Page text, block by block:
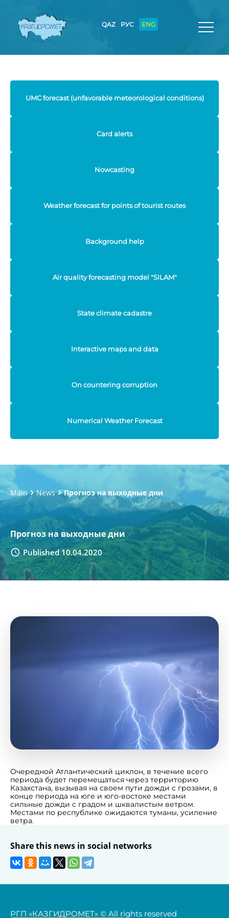
QAZ РУС ENG
UMC forecast (unfavorable meteorological conditions)
Card alerts
Nowcasting
Weather forecast for points of tourist routes
Background help
Air quality forecasting model "SILAM"
State climate cadastre
Interactive maps and data
On countering corruption
Numerical Weather Forecast
Main News Прогноз на выходные дни
Прогноз на выходные дни
Published 10.04.2020
Очередной Атлантический циклон, в течение всего
периода будет перемещаться через территорию
Казахстана, вызывая на своем пути дожди с грозами, в
конце периода на юге и юго-востоке местами
сильные дожди с градом и шквалистым ветром.
Местами по республике ожидаются туманы, усиление
ветра.
Share this news in social networks
РГП «КАЗГИДРОМЕТ» © All rights reserved